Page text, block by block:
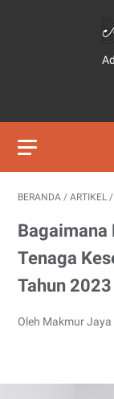
BERANDA / ARTIKEL /
Bagaimana
Tenaga
Tahun
Oleh Makmur Jaya